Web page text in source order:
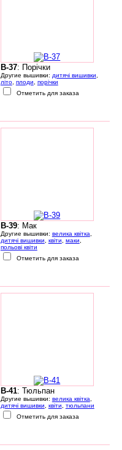
B-37: Порічки
Другие вышивки: дитячі вишивки
літо, плоди
порічки
Отметить для заказа
B-39: Мак
Другие вышивки: велика квітка
дитячі вишивки
квіти маки
польові квіти
Отметить для заказа
B-41: Тюльпан
Другие вышивки: велика квітка
дитячі вишивки
квіти
тюльпани
Отметить для заказа